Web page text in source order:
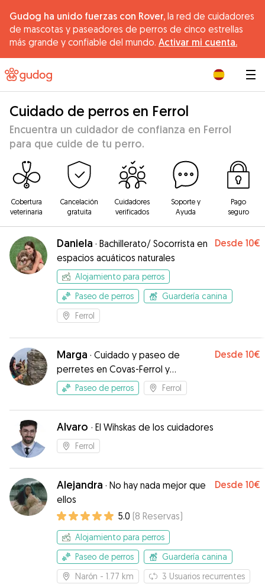
Gudog ha unido fuerzas con Rover, la red de cuidadores
de mascotas y paseadores de perros de cinco estrellas
más grande y confiable del mundo. Activar mi cuenta.
Cuidado de perros en Ferrol
Encuentra un cuidador de confianza en Ferrol
para que cuide de tu perro.
Cobertura
veterinaria
Cancelación
gratuita
Cuidadores
verificados
Soporte y
Ayuda
Pago
seguro
Daniela · Bachillerato/ Socorrista en
espacios acuáticos naturales
Desde 10€
Alojamiento para perros
Paseo de perros
Guardería canina
Ferrol
Marga · Cuidado y paseo de
perretes en Covas-Ferrol y
alrededores,.
Desde 10€
Paseo de perros Ferrol
Alvaro · El Wihskas de los cuidadores
Ferrol
Alejandra · No hay nada mejor que
ellos
Desde 10€
5.0 (8 Reservas)
Alojamiento para perros
Paseo de perros
Guardería canina
Narón - 1.77 km 3 Usuarios recurrentes